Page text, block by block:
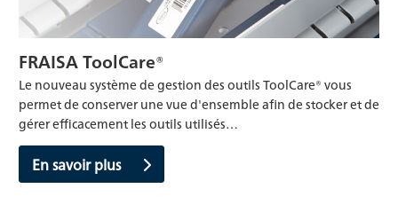
FRAISA ToolCare®
Le nouveau système de gestion des outils ToolCare® vous
permet de conserver une vue d'ensemble afin de stocker et de
gérer efficacement les outils utilisés…
En savoir plus